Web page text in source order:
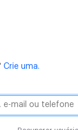
Crie uma.